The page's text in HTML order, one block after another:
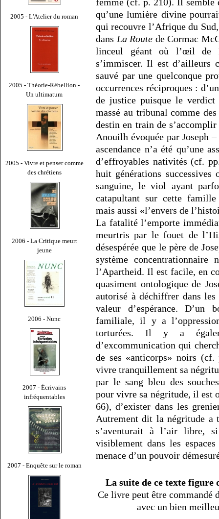
2005 - L'Atelier du roman
2005 - Théorie-Rébellion -
Un ultimatum
2005 - Vivre et penser comme
des chrétiens
2006 - La Critique meurt
jeune
2006 - Nunc
2007 - Écrivains
infréquentables
2007 - Enquête sur le roman
qu’une lumière divine
qui recouvre l’Afrique du
dans La Route de Cormac
linceul géant où l’œil de
s’immiscer. Il est d’ailleurs
sauvé par une quelconque
occurrences réciproques :
de justice puisque le verdict
massé au tribunal comme
destin en train de
Anouilh évoquée par Joseph
ascendance n’a été qu’une
d’effroyables nativités (cf.
huit générations successives
sanguine, le viol ayant
catapultant sur cette
mais aussi «l’envers de
La fatalité l’emporte
meurtris par le fouet de
désespérée que le père de
système concentrationnaire
l’Apartheid. Il est facile, en
quasiment ontologique de
autorisé à déchiffrer dans
valeur d’espérance. D’un
familiale, il y a
torturées. Il y a
d’excommunication qui
de ses «anticorps» noirs
vivre tranquillement sa
par le sang bleu des
pour vivre sa négritude, il est
66), d’exister dans les
Autrement dit la négritude
s’aventurait à l’air libre,
visiblement dans les
menace d’un pouvoir
La suite de ce texte figure
Ce livre peut être commandé
avec un bien